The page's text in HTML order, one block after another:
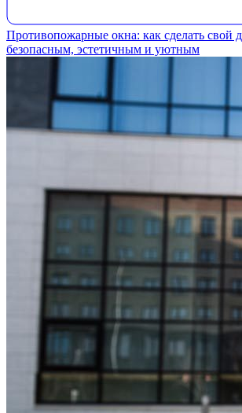
Противопожарные окна: как сделать свой
безопасным, эстетичным и уютным